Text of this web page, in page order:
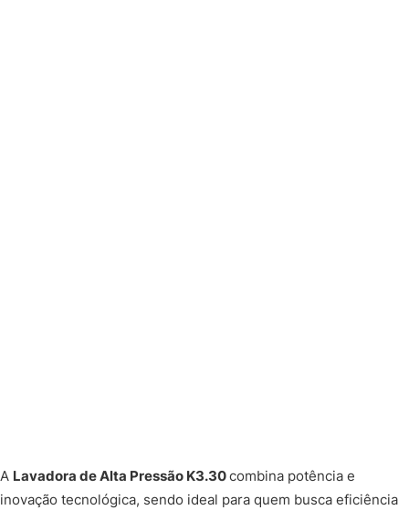
A Lavadora de Alta Pressão K3.30combina potência e
inovação tecnológica, sendo ideal para quem busca eficiência